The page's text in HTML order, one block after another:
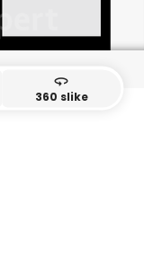
360
360 slike